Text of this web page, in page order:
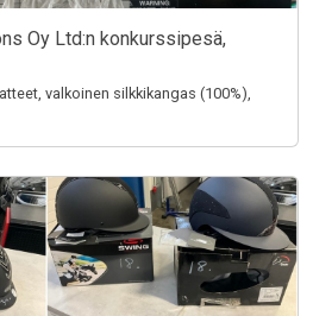
Oy Ltd:n konkurssipesä,
valkoinen silkkikangas (100%),